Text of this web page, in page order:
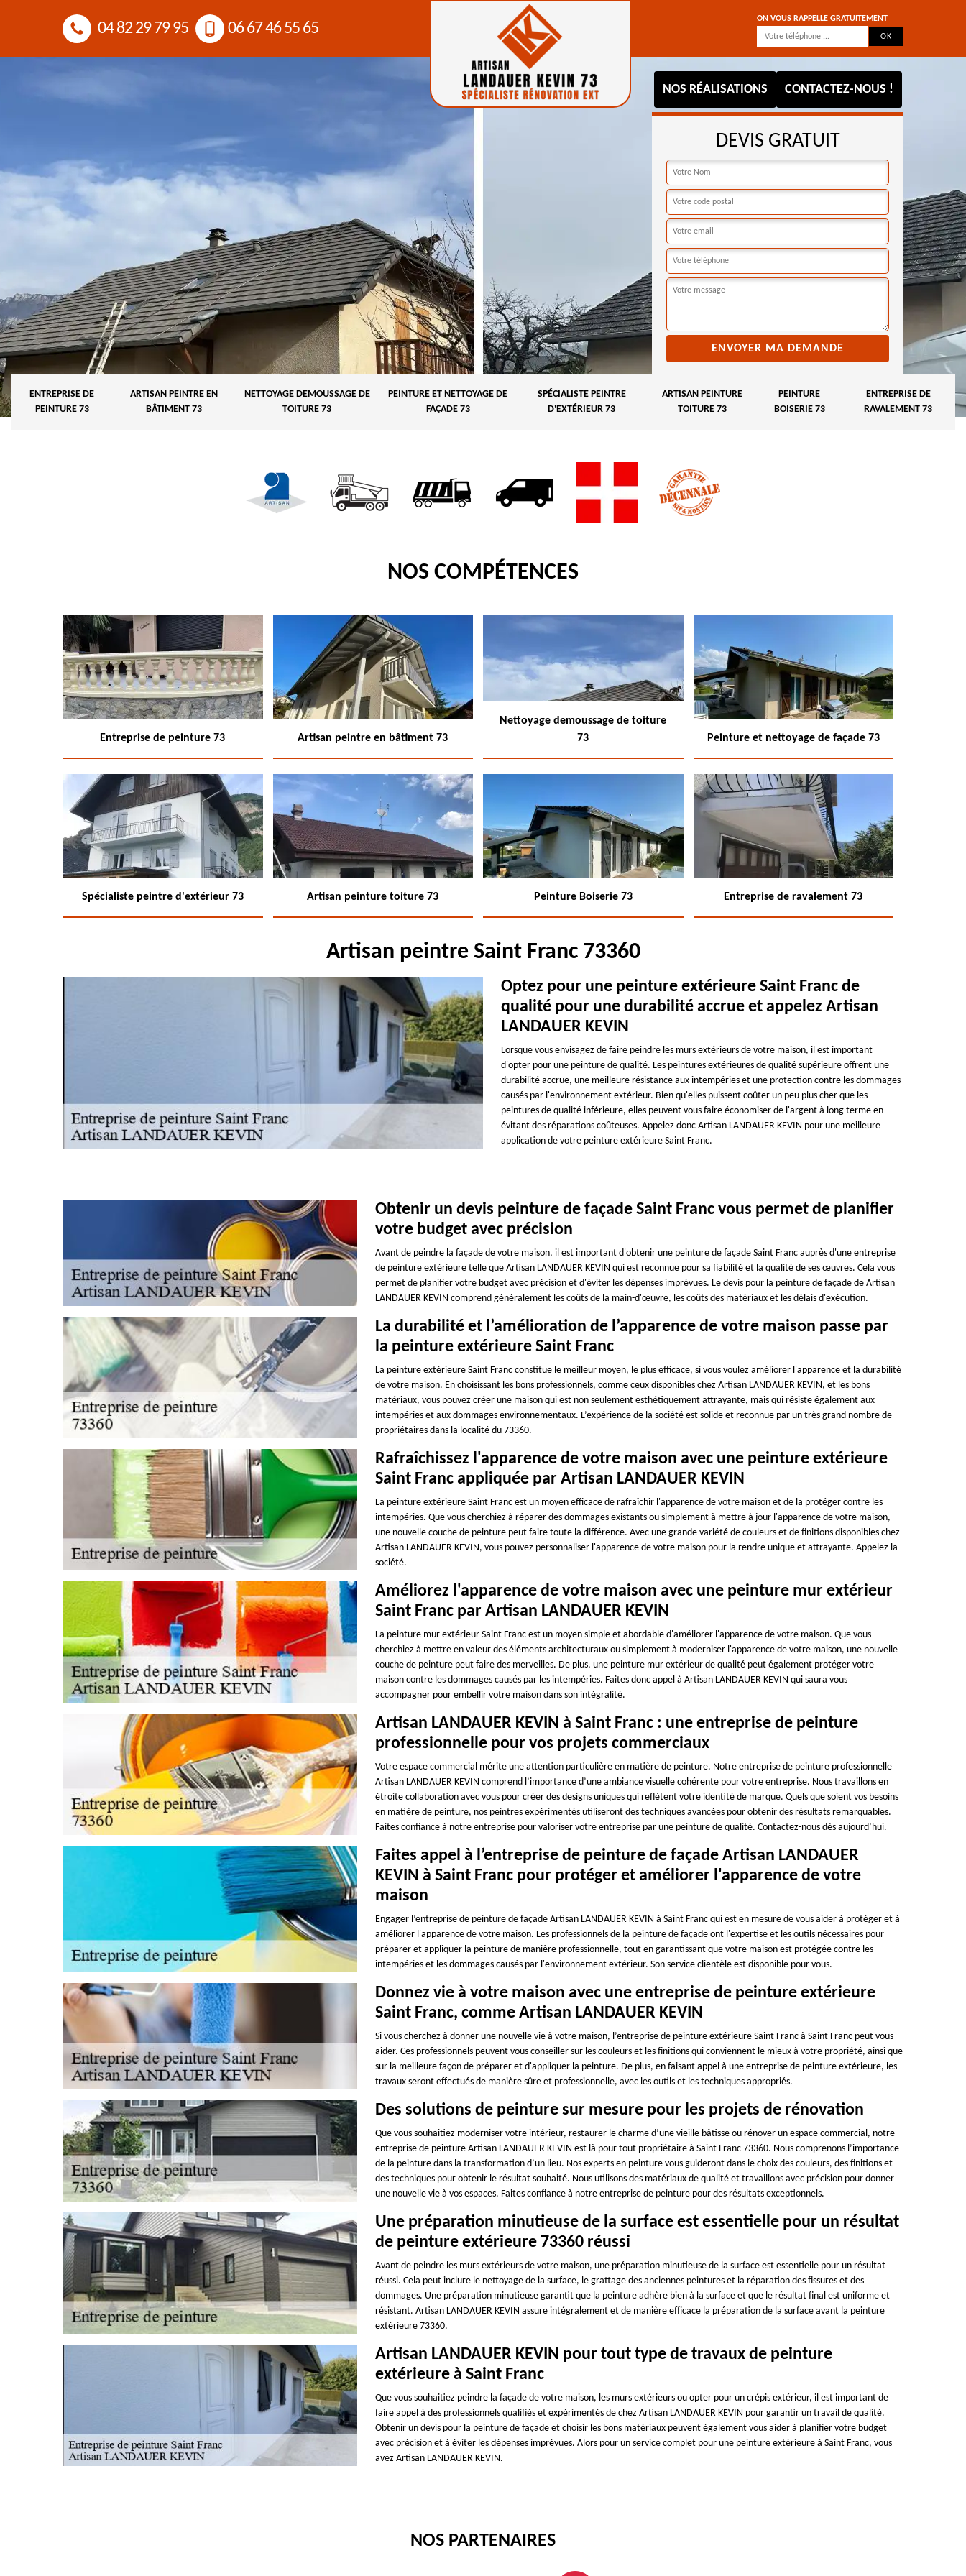
04 82 29 79 95 06 67 46 55 65
ON VOUS RAPPELLE GRATUITEMENT
NOS RÉALISATIONS CONTACTEZ-NOUS !
DEVIS GRATUIT
ENTREPRISE DE
PEINTURE 73
ARTISAN PEINTRE EN
BÂTIMENT 73
NETTOYAGE DEMOUSSAGE DE
TOITURE 73
PEINTURE ET NETTOYAGE DE
FAÇADE 73
SPÉCIALISTE PEINTRE
D'EXTÉRIEUR 73
ARTISAN PEINTURE
TOITURE 73
PEINTURE
BOISERIE 73
ENTREPRISE DE
RAVALEMENT 73
NOS COMPÉTENCES
Entreprise de peinture 73 Artisan peintre en bâtiment 73
Nettoyage demoussage de toiture
73
Peinture et nettoyage de façade 73
Spécialiste peintre d'extérieur 73 Artisan peinture toiture 73 Peinture Boiserie 73 Entreprise de ravalement 73
Artisan peintre Saint Franc 73360
Optez pour une peinture extérieure Saint Franc de
qualité pour une durabilité accrue et appelez Artisan
LANDAUER KEVIN
Lorsque vous envisagez de faire peindre les murs extérieurs de votre maison, il est important
d'opter pour une peinture de qualité. Les peintures extérieures de qualité supérieure offrent une
durabilité accrue, une meilleure résistance aux intempéries et une protection contre les dommages
causés par l'environnement extérieur. Bien qu'elles puissent coûter un peu plus cher que les
peintures de qualité inférieure, elles peuvent vous faire économiser de l'argent à long terme en
évitant des réparations coûteuses. Appelez donc Artisan LANDAUER KEVIN pour une meilleure
application de votre peinture extérieure Saint Franc.
Obtenir un devis peinture de façade Saint Franc vous permet de planifier
votre budget avec précision
Avant de peindre la façade de votre maison, il est important d'obtenir une peinture de façade Saint Franc auprès d'une entreprise
de peinture extérieure telle que Artisan LANDAUER KEVIN qui est reconnue pour sa fiabilité et la qualité de ses œuvres. Cela vous
permet de planifier votre budget avec précision et d'éviter les dépenses imprévues. Le devis pour la peinture de façade de Artisan
LANDAUER KEVIN comprend généralement les coûts de la main-d'œuvre, les coûts des matériaux et les délais d'exécution.
La durabilité et l’amélioration de l’apparence de votre maison passe par
la peinture extérieure Saint Franc
La peinture extérieure Saint Franc constitue le meilleur moyen, le plus efficace, si vous voulez améliorer l'apparence et la durabilité
de votre maison. En choisissant les bons professionnels, comme ceux disponibles chez Artisan LANDAUER KEVIN, et les bons
matériaux, vous pouvez créer une maison qui est non seulement esthétiquement attrayante, mais qui résiste également aux
intempéries et aux dommages environnementaux. L’expérience de la société est solide et reconnue par un très grand nombre de
propriétaires dans la localité du 73360.
Rafraîchissez l'apparence de votre maison avec une peinture extérieure
Saint Franc appliquée par Artisan LANDAUER KEVIN
La peinture extérieure Saint Franc est un moyen efficace de rafraîchir l'apparence de votre maison et de la protéger contre les
intempéries. Que vous cherchiez à réparer des dommages existants ou simplement à mettre à jour l'apparence de votre maison,
une nouvelle couche de peinture peut faire toute la différence. Avec une grande variété de couleurs et de finitions disponibles chez
Artisan LANDAUER KEVIN, vous pouvez personnaliser l'apparence de votre maison pour la rendre unique et attrayante. Appelez la
société.
Améliorez l'apparence de votre maison avec une peinture mur extérieur
Saint Franc par Artisan LANDAUER KEVIN
La peinture mur extérieur Saint Franc est un moyen simple et abordable d'améliorer l'apparence de votre maison. Que vous
cherchiez à mettre en valeur des éléments architecturaux ou simplement à moderniser l'apparence de votre maison, une nouvelle
couche de peinture peut faire des merveilles. De plus, une peinture mur extérieur de qualité peut également protéger votre
maison contre les dommages causés par les intempéries. Faites donc appel à Artisan LANDAUER KEVIN qui saura vous
accompagner pour embellir votre maison dans son intégralité.
Artisan LANDAUER KEVIN à Saint Franc : une entreprise de peinture
professionnelle pour vos projets commerciaux
Votre espace commercial mérite une attention particulière en matière de peinture. Notre entreprise de peinture professionnelle
Artisan LANDAUER KEVIN comprend l’importance d’une ambiance visuelle cohérente pour votre entreprise. Nous travaillons en
étroite collaboration avec vous pour créer des designs uniques qui reflètent votre identité de marque. Quels que soient vos besoins
en matière de peinture, nos peintres expérimentés utiliseront des techniques avancées pour obtenir des résultats remarquables.
Faites confiance à notre entreprise pour valoriser votre entreprise par une peinture de qualité. Contactez-nous dès aujourd’hui.
Faites appel à l’entreprise de peinture de façade Artisan LANDAUER
KEVIN à Saint Franc pour protéger et améliorer l'apparence de votre
maison
Engager l’entreprise de peinture de façade Artisan LANDAUER KEVIN à Saint Franc qui est en mesure de vous aider à protéger et à
améliorer l'apparence de votre maison. Les professionnels de la peinture de façade ont l'expertise et les outils nécessaires pour
préparer et appliquer la peinture de manière professionnelle, tout en garantissant que votre maison est protégée contre les
intempéries et les dommages causés par l'environnement extérieur. Son service clientèle est disponible pour vous.
Donnez vie à votre maison avec une entreprise de peinture extérieure
Saint Franc, comme Artisan LANDAUER KEVIN
Si vous cherchez à donner une nouvelle vie à votre maison, l’entreprise de peinture extérieure Saint Franc à Saint Franc peut vous
aider. Ces professionnels peuvent vous conseiller sur les couleurs et les finitions qui conviennent le mieux à votre propriété, ainsi que
sur la meilleure façon de préparer et d'appliquer la peinture. De plus, en faisant appel à une entreprise de peinture extérieure, les
travaux seront effectués de manière sûre et professionnelle, avec les outils et les techniques appropriés.
Des solutions de peinture sur mesure pour les projets de rénovation
Que vous souhaitiez moderniser votre intérieur, restaurer le charme d’une vieille bâtisse ou rénover un espace commercial, notre
entreprise de peinture Artisan LANDAUER KEVIN est là pour tout propriétaire à Saint Franc 73360. Nous comprenons l’importance
de la peinture dans la transformation d’un lieu. Nos experts en peinture vous guideront dans le choix des couleurs, des finitions et
des techniques pour obtenir le résultat souhaité. Nous utilisons des matériaux de qualité et travaillons avec précision pour donner
une nouvelle vie à vos espaces. Faites confiance à notre entreprise de peinture pour des résultats exceptionnels.
Une préparation minutieuse de la surface est essentielle pour un résultat
de peinture extérieure 73360 réussi
Avant de peindre les murs extérieurs de votre maison, une préparation minutieuse de la surface est essentielle pour un résultat
réussi. Cela peut inclure le nettoyage de la surface, le grattage des anciennes peintures et la réparation des fissures et des
dommages. Une préparation minutieuse garantit que la peinture adhère bien à la surface et que le résultat final est uniforme et
résistant. Artisan LANDAUER KEVIN assure intégralement et de manière efficace la préparation de la surface avant la peinture
extérieure 73360.
Artisan LANDAUER KEVIN pour tout type de travaux de peinture
extérieure à Saint Franc
Que vous souhaitiez peindre la façade de votre maison, les murs extérieurs ou opter pour un crépis extérieur, il est important de
faire appel à des professionnels qualifiés et expérimentés de chez Artisan LANDAUER KEVIN pour garantir un travail de qualité.
Obtenir un devis pour la peinture de façade et choisir les bons matériaux peuvent également vous aider à planifier votre budget
avec précision et à éviter les dépenses imprévues. Alors pour un service complet pour une peinture extérieure à Saint Franc, vous
avez Artisan LANDAUER KEVIN.
NOS PARTENAIRES